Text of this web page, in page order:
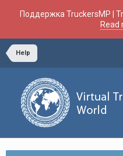
Поддержка TruckersMP |
Read
Help